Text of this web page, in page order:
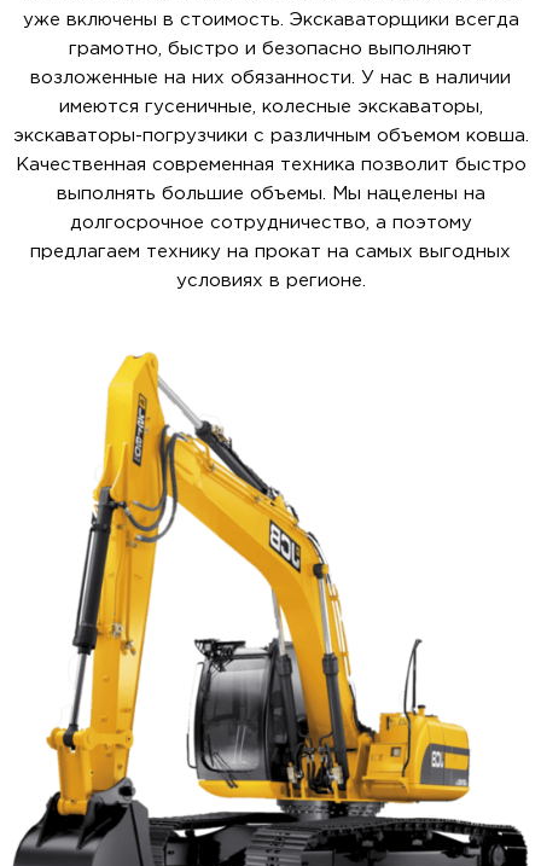
уже включены в стоимость. Экскаваторщики всегда
грамотно, быстро и безопасно выполняют
возложенные на них обязанности. У нас в наличии
имеются гусеничные, колесные экскаваторы,
экскаваторы-погрузчики с различным объемом ковша.
Качественная современная техника позволит быстро
выполнять большие объемы. Мы нацелены на
долгосрочное сотрудничество, а поэтому
предлагаем технику на прокат на самых выгодных
условиях в регионе.